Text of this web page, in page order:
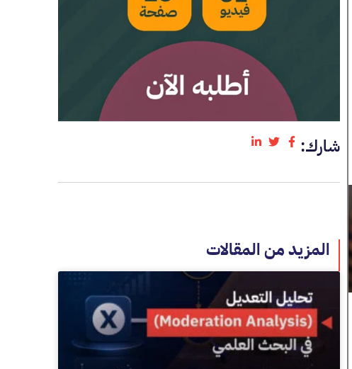
شارك:
المزيد من المقالات